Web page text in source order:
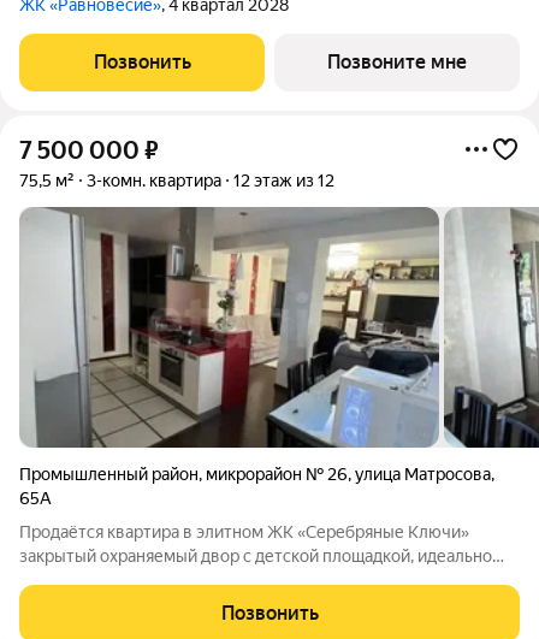
ЖК «Равновесие», 4 квартал 2028
Позвонить Позвоните мне
7 500 000 ₽
75,5 м² 3-комн. квартира 12 этаж из 12
Промышленный район, микрорайон № 26,улица Матросова,
65А
Продаётся квартира в элитном ЖК «Серебряные Ключи»
закрытый охраняемый двор с детской площадкой, идеально
панорамными окнами, детская, кухня-гостиная-студия, плюс
отдельная прачечная
Позвонить